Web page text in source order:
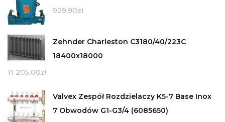
929,90zł
Zehnder Charleston C3180/40/223C
18400x18000
11 205,00zł
Valvex Zespół Rozdzielaczy K5-7 Base Inox
7 Obwodów G1-G3/4 (6085650)